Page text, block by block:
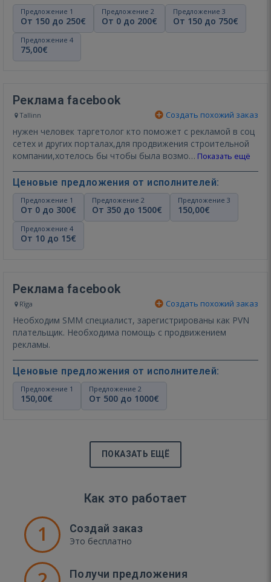
Предложение 1
От 150 до 250€
Предложение 2
От 0 до 200€
Предложение 3
От 150 до 750€
Предложение 4
75,00€
Реклама facebook
Tallinn Создать похожий заказ
нужен человек таргетолог кто поможет с рекламой в соц
сетех и других порталах,для продвижения строительной
компании,хотелось бы чтобы была возмо… Показать ещё
Ценовые предложения от исполнителей:
Предложение 1
От 0 до 300€
Предложение 2
От 350 до 1500€
Предложение 3
150,00€
Предложение 4
От 10 до 15€
Реклама facebook
Rīga Создать похожий заказ
Необходим SMM специалист, зарегистрированы как PVN
плательщик. Необходима помощь с продвижением
рекламы.
Ценовые предложения от исполнителей:
Предложение 1
150,00€
Предложение 2
От 500 до 1000€
ПОКАЗАТЬ ЕЩЁ
Как это работает
1 Создай заказ
Это бесплатно
Получи предложения